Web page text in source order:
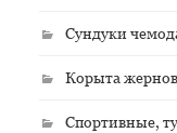
Сундуки
Корыта
Спортивные,